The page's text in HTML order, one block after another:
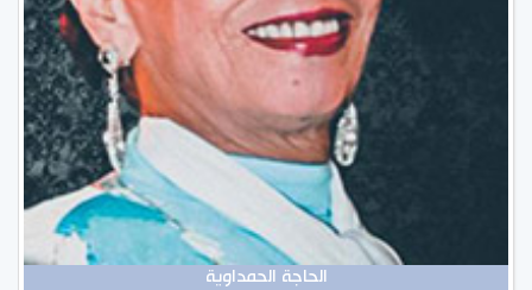
الحاجة الحمداوية